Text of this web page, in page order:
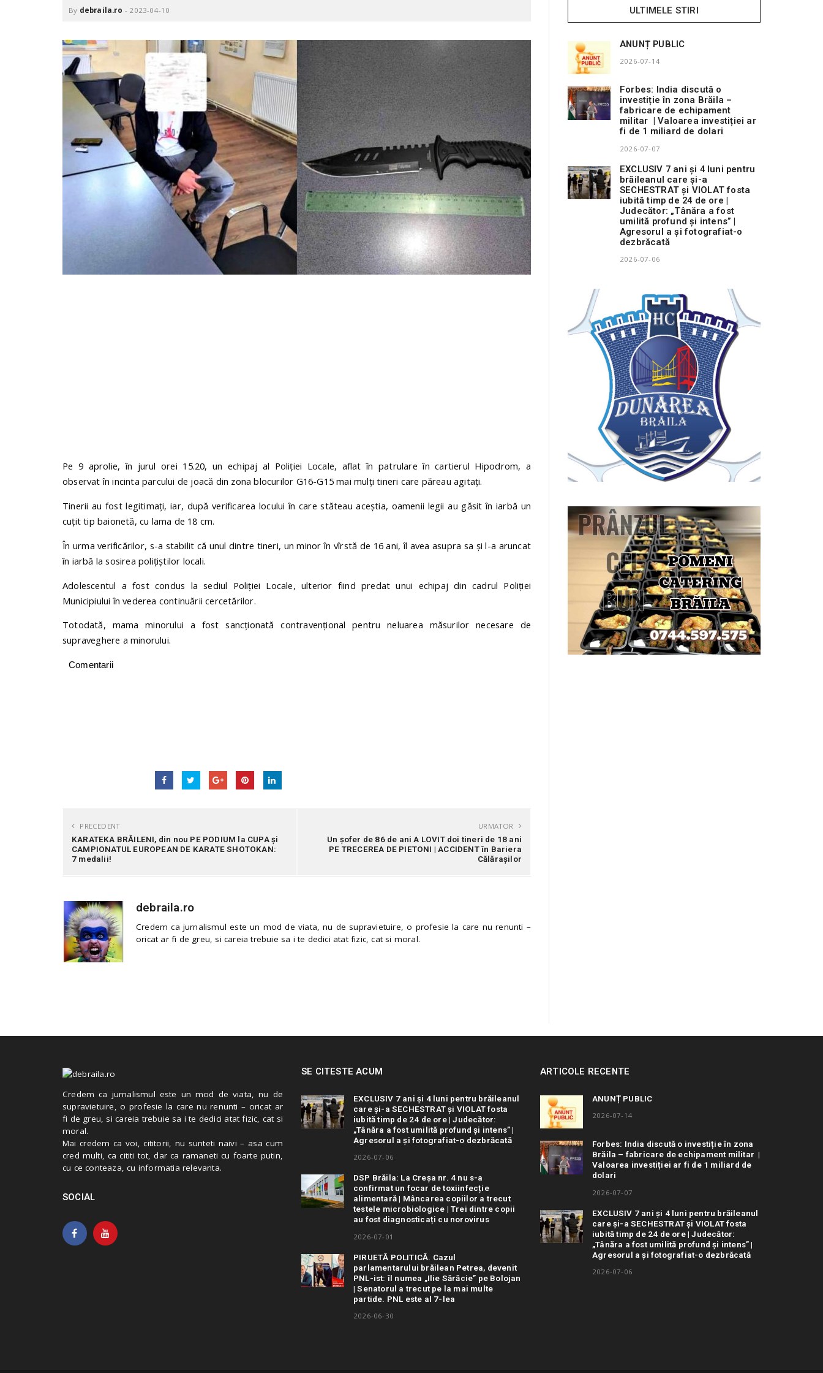
By debraila.ro - 2023-04-10
Pe 9 aprolie, în jurul orei 15.20, un echipaj al Poliției Locale, aflat în patrulare în cartierul Hipodrom, a
observat în incinta parcului de joacă din zona blocurilor G16-G15 mai mulți tineri care păreau agitați.
Tinerii au fost legitimați, iar, după verificarea locului în care stăteau aceștia, oamenii legii au găsit în iarbă un
cuțit tip baionetă, cu lama de 18 cm.
În urma verificărilor, s-a stabilit că unul dintre tineri, un minor în vîrstă de 16 ani, îl avea asupra sa și l-a aruncat
în iarbă la sosirea polițiștilor locali.
Adolescentul a fost condus la sediul Poliției Locale, ulterior fiind predat unui echipaj din cadrul Poliției
Municipiului în vederea continuării cercetărilor.
Totodată, mama minorului a fost sancționată contravențional pentru neluarea măsurilor necesare de
supraveghere a minorului.
Comentarii
PRECEDENT
KARATEKA BRĂILENI, din nou PE PODIUM la CUPA și
CAMPIONATUL EUROPEAN DE KARATE SHOTOKAN:
7 medalii!
URMATOR
Un șofer de 86 de ani A LOVIT doi tineri de 18 ani
PE TRECEREA DE PIETONI | ACCIDENT în Bariera
Călărașilor
debraila.ro
Credem ca jurnalismul este un mod de viata, nu de supravietuire, o profesie la care nu renunti –
oricat ar fi de greu, si careia trebuie sa i te dedici atat fizic, cat si moral.
ULTIMELE STIRI
ANUNȚ PUBLIC
2026-07-14
Forbes: India discută o
investiție în zona Brăila –
fabricare de echipament
militar | Valoarea investiției ar
fi de 1 miliard de dolari
2026-07-07
EXCLUSIV 7 ani și 4 luni pentru
brăileanul care și-a
SECHESTRAT și VIOLAT fosta
iubită timp de 24 de ore |
Judecător: „Tânăra a fost
umilită profund și intens” |
Agresorul a și fotografiat-o
dezbrăcată
2026-07-06
Credem ca jurnalismul este un mod de viata, nu de
supravietuire, o profesie la care nu renunti – oricat ar
fi de greu, si careia trebuie sa i te dedici atat fizic, cat si
moral.
Mai credem ca voi, cititorii, nu sunteti naivi – asa cum
cred multi, ca cititi tot, dar ca ramaneti cu foarte putin,
cu ce conteaza, cu informatia relevanta.
SOCIAL
SE CITESTE ACUM
EXCLUSIV 7 ani și 4 luni pentru brăileanul
care și-a SECHESTRAT și VIOLAT fosta
iubită timp de 24 de ore | Judecător:
„Tânăra a fost umilită profund și intens” |
Agresorul a și fotografiat-o dezbrăcată
2026-07-06
DSP Brăila: La Creșa nr. 4 nu s-a
confirmat un focar de toxiinfecție
alimentară | Mâncarea copiilor a trecut
testele microbiologice | Trei dintre copii
au fost diagnosticați cu norovirus
2026-07-01
PIRUETĂ POLITICĂ. Cazul
parlamentarului brăilean Petrea, devenit
PNL-ist: îl numea „Ilie Sărăcie” pe Bolojan
| Senatorul a trecut pe la mai multe
partide. PNL este al 7-lea
2026-06-30
ARTICOLE RECENTE
ANUNȚ PUBLIC
2026-07-14
Forbes: India discută o investiție în zona
Brăila – fabricare de echipament militar |
Valoarea investiției ar fi de 1 miliard de
dolari
2026-07-07
EXCLUSIV 7 ani și 4 luni pentru brăileanul
care și-a SECHESTRAT și VIOLAT fosta
iubită timp de 24 de ore | Judecător:
„Tânăra a fost umilită profund și intens” |
Agresorul a și fotografiat-o dezbrăcată
2026-07-06